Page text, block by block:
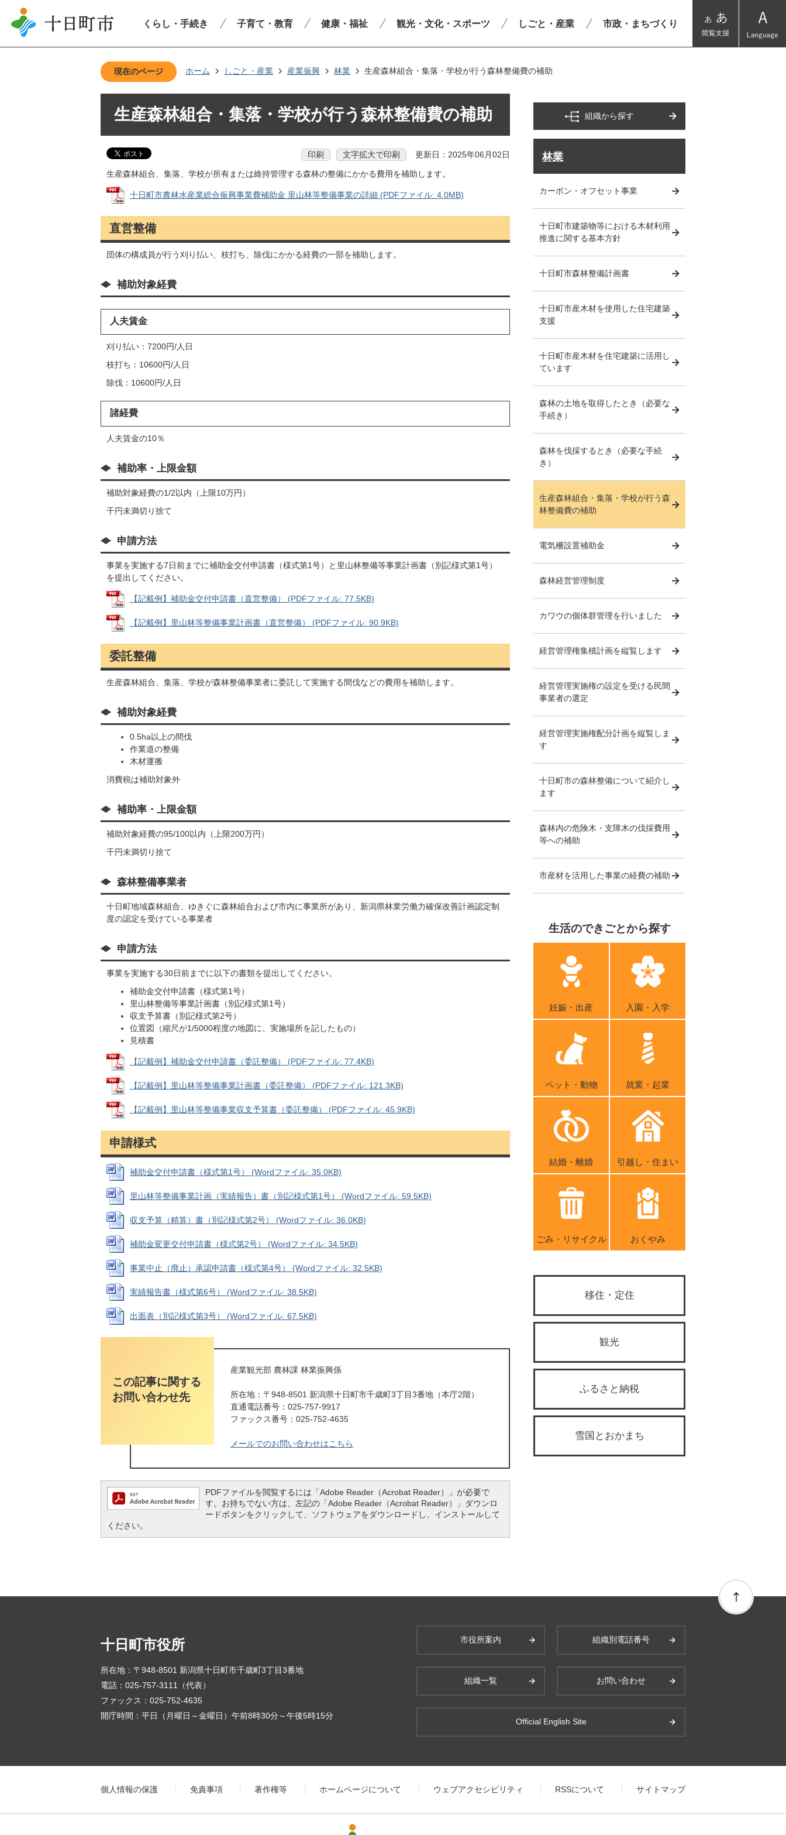
くらし・手続き 子育て・教育 健康・福祉 観光・文化・スポーツ しごと・産業 市政・まちづくり
現在のページ ホーム しごと・産業 産業振興 林業 生産森林組合・集落・学校が行う森林整備費の補助
生産森林組合・集落・学校が行う森林整備費の補助
印刷 文字拡大で印刷 更新日：2025年06月02日
生産森林組合、集落、学校が所有または維持管理する森林の整備にかかる費用を補助します。
十日町市農林水産業総合振興事業費補助金 里山林等整備事業の詳細 (PDFファイル: 4.0MB)
直営整備
団体の構成員が行う刈り払い、枝打ち、除伐にかかる経費の一部を補助します。
補助対象経費
人夫賃金
刈り払い：7200円/人日
枝打ち：10600円/人日
除伐：10600円/人日
諸経費
人夫賃金の10％
補助率・上限金額
補助対象経費の1/2以内（上限10万円）
千円未満切り捨て
申請方法
事業を実施する7日前までに補助金交付申請書（様式第1号）と里山林整備等事業計画書（別記様式第1号）
を提出してください。
【記載例】補助金交付申請書（直営整備） (PDFファイル: 77.5KB)
【記載例】里山林等整備事業計画書（直営整備） (PDFファイル: 90.9KB)
委託整備
生産森林組合、集落、学校が森林整備事業者に委託して実施する間伐などの費用を補助します。
補助対象経費
0.5ha以上の間伐
作業道の整備
木材運搬
消費税は補助対象外
補助率・上限金額
補助対象経費の95/100以内（上限200万円）
千円未満切り捨て
森林整備事業者
十日町地域森林組合、ゆきぐに森林組合および市内に事業所があり、新潟県林業労働力確保改善計画認定制
度の認定を受けている事業者
申請方法
事業を実施する30日前までに以下の書類を提出してください。
補助金交付申請書（様式第1号）
里山林整備等事業計画書（別記様式第1号）
収支予算書（別記様式第2号）
位置図（縮尺が1/5000程度の地図に、実施場所を記したもの）
見積書
【記載例】補助金交付申請書（委託整備） (PDFファイル: 77.4KB)
【記載例】里山林等整備事業計画書（委託整備） (PDFファイル: 121.3KB)
【記載例】里山林等整備事業収支予算書（委託整備） (PDFファイル: 45.9KB)
申請様式
補助金交付申請書（様式第1号） (Wordファイル: 35.0KB)
里山林等整備事業計画（実績報告）書（別記様式第1号） (Wordファイル: 59.5KB)
収支予算（精算）書（別記様式第2号） (Wordファイル: 36.0KB)
補助金変更交付申請書（様式第2号） (Wordファイル: 34.5KB)
事業中止（廃止）承認申請書（様式第4号） (Wordファイル: 32.5KB)
実績報告書（様式第6号） (Wordファイル: 38.5KB)
出面表（別記様式第3号） (Wordファイル: 67.5KB)
この記事に関する
お問い合わせ先
産業観光部 農林課 林業振興係
所在地：〒948-8501 新潟県十日町市千歳町3丁目3番地（本庁2階）
直通電話番号：025-757-9917
ファックス番号：025-752-4635
メールでのお問い合わせはこちら
PDFファイルを閲覧するには「Adobe Reader（Acrobat Reader）」が必要で
す。お持ちでない方は、左記の「Adobe Reader（Acrobat Reader）」ダウンロ
ードボタンをクリックして、ソフトウェアをダウンロードし、インストールして
ください。
組織から探す
林業
カーボン・オフセット事業
十日町市建築物等における木材利用
推進に関する基本方針
十日町市森林整備計画書
十日町市産木材を使用した住宅建築
支援
十日町市産木材を住宅建築に活用し
ています
森林の土地を取得したとき（必要な
手続き）
森林を伐採するとき（必要な手続
き）
生産森林組合・集落・学校が行う森
林整備費の補助
電気柵設置補助金
森林経営管理制度
カワウの個体群管理を行いました
経営管理権集積計画を縦覧します
経営管理実施権の設定を受ける民間
事業者の選定
経営管理実施権配分計画を縦覧しま
す
十日町市の森林整備について紹介し
ます
森林内の危険木・支障木の伐採費用
等への補助
市産材を活用した事業の経費の補助
生活のできごとから探す
妊娠・出産 入園・入学
ペット・動物 就業・起業
結婚・離婚 引越し・住まい
ごみ・リサイクル おくやみ
移住・定住
観光
ふるさと納税
雪国とおかまち
十日町市役所
所在地：〒948-8501 新潟県十日町市千歳町3丁目3番地
電話：025-757-3111（代表）
ファックス：025-752-4635
開庁時間：平日（月曜日～金曜日）午前8時30分～午後5時15分
市役所案内 組織別電話番号
組織一覧 お問い合わせ
Official English Site
個人情報の保護 免責事項 著作権等 ホームページについて ウェブアクセシビリティ RSSについて サイトマップ